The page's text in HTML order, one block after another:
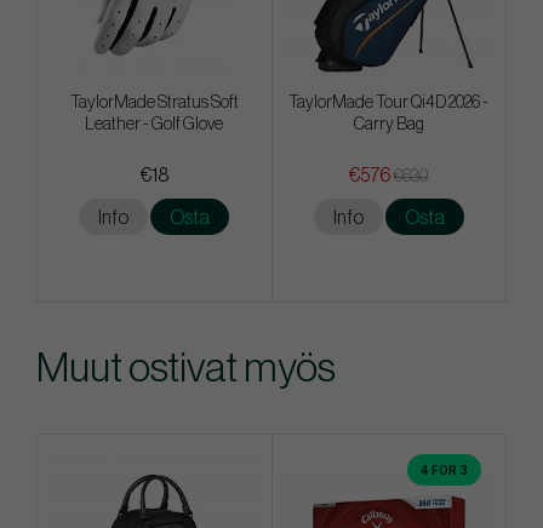
TaylorMade Stratus Soft
Leather - Golf Glove
€18
Info Osta
TaylorMade Tour Qi4D 2026 -
Carry Bag
€576€630
Info Osta
Muut ostivat myös
4 FOR 3